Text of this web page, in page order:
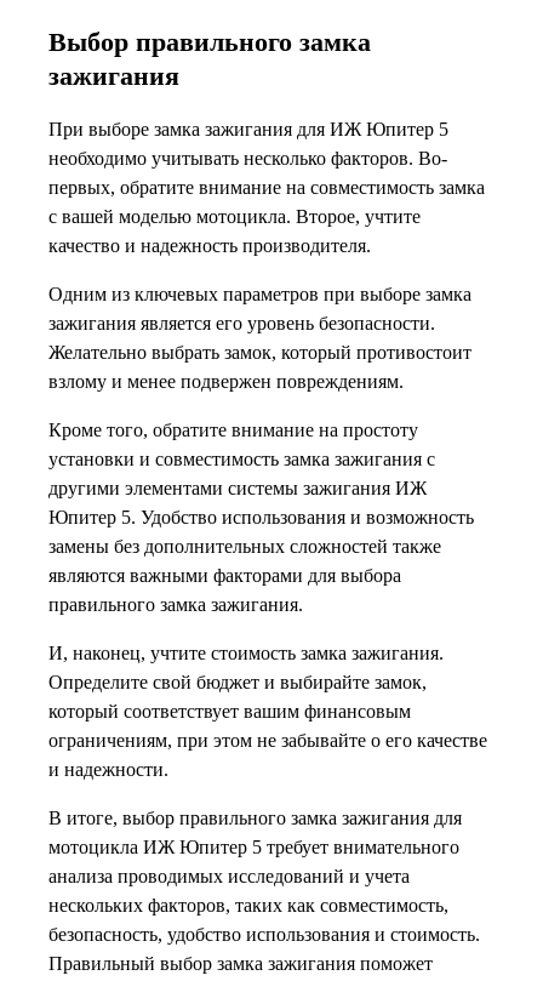
Выбор правильного замка
зажигания
При выборе замка зажигания для ИЖ Юпитер 5
необходимо учитывать несколько факторов. Во-
первых, обратите внимание на совместимость замка
с вашей моделью мотоцикла. Второе, учтите
качество и надежность производителя.
Одним из ключевых параметров при выборе замка
зажигания является его уровень безопасности.
Желательно выбрать замок, который противостоит
взлому и менее подвержен повреждениям.
Кроме того, обратите внимание на простоту
установки и совместимость замка зажигания с
другими элементами системы зажигания ИЖ
Юпитер 5. Удобство использования и возможность
замены без дополнительных сложностей также
являются важными факторами для выбора
правильного замка зажигания.
И, наконец, учтите стоимость замка зажигания.
Определите свой бюджет и выбирайте замок,
который соответствует вашим финансовым
ограничениям, при этом не забывайте о его качестве
и надежности.
В итоге, выбор правильного замка зажигания для
мотоцикла ИЖ Юпитер 5 требует внимательного
анализа проводимых исследований и учета
нескольких факторов, таких как совместимость,
безопасность, удобство использования и стоимость.
Правильный выбор замка зажигания поможет